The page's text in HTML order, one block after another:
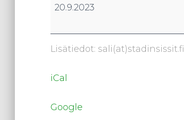
Ju-
ohjatut
treenit
20.9.2023
Lisätiedot: sali(at)stadinsissit.fi
iCal
Google